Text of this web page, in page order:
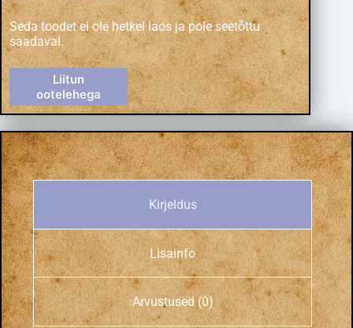
Seda toodet ei ole hetkel laos ja pole seetõttu
saadaval.
Liitun
ootelehega
Kirjeldus
Lisainfo
Arvustused (0)